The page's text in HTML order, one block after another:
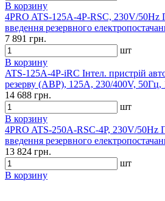
В корзину
4PRO ATS-125A-4P-RSC, 230V/50Hz
введення резервного
7 891 грн.
шт
В корзину
ATS-125A-4P-iRC Інтел. пристрій
резерву (АВР), 125A, 230/400V, 50Гц,
14 688 грн.
шт
В корзину
4PRO ATS-250A-RSC-4P, 230V/50Hz
введення резервного
13 824 грн.
шт
В корзину